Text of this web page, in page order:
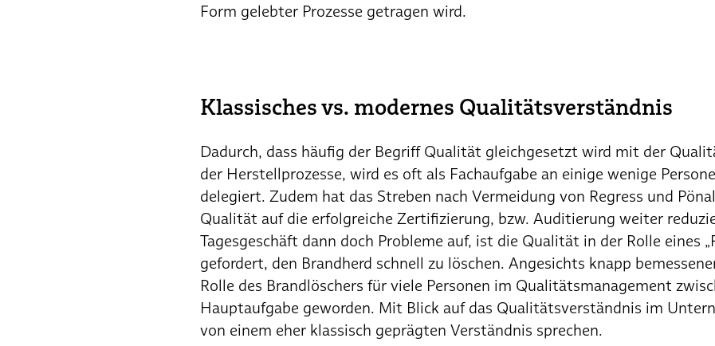
Form gelebter Prozesse getragen wird.
Klassisches vs. modernes Qualitätsverständnis
Dadurch, dass häufig der Begriff Qualität gleichgesetzt wird mit der
der Herstellprozesse, wird es oft als Fachaufgabe an einige wenige
delegiert. Zudem hat das Streben nach Vermeidung von Regress und
Qualität auf die erfolgreiche Zertifizierung, bzw. Auditierung weiter
Tagesgeschäft dann doch Probleme auf, ist die Qualität in der Rolle eines
gefordert, den Brandherd schnell zu löschen. Angesichts knapp
Rolle des Brandlöschers für viele Personen im Qualitätsmanagement
Hauptaufgabe geworden. Mit Blick auf das Qualitätsverständnis im
von einem eher klassisch geprägten Verständnis sprechen.